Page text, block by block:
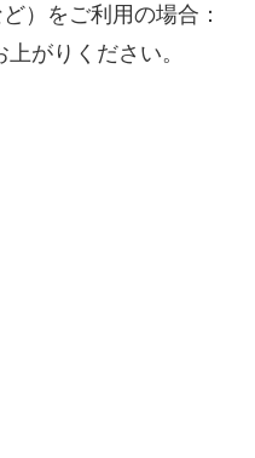
）をご利用の場合：
がりください。